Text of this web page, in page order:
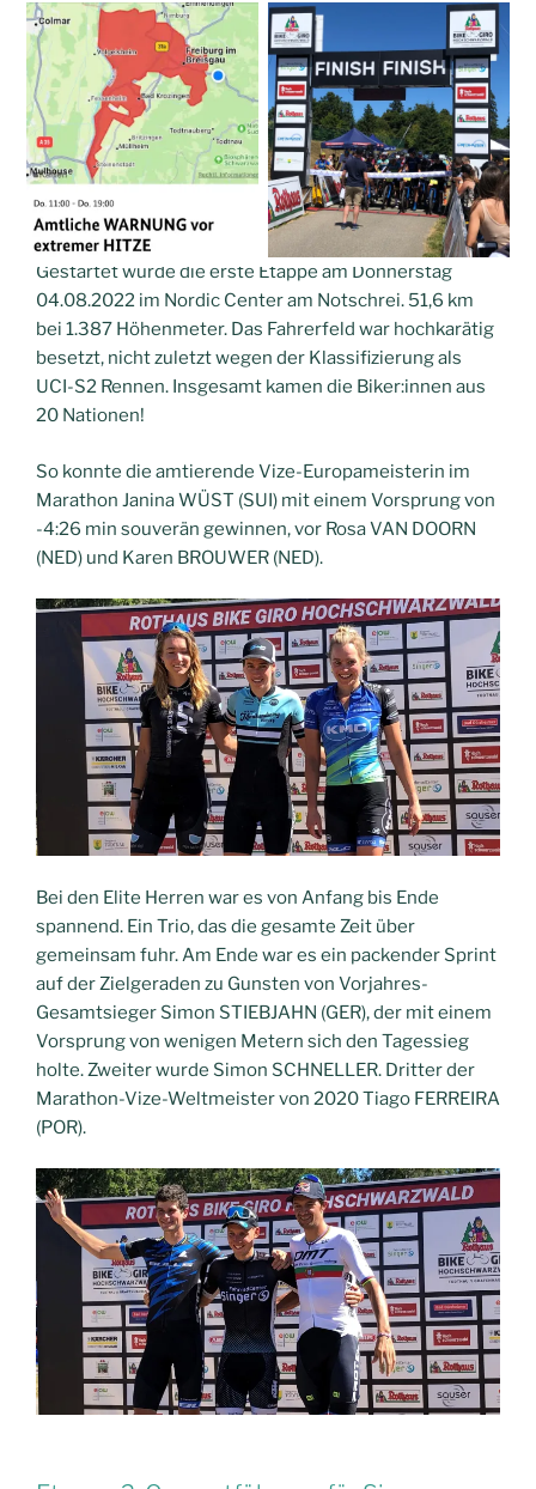
Gestartet wurde die erste Etappe am Donnerstag
04.08.2022 im Nordic Center am Notschrei. 51,6 km
bei 1.387 Höhenmeter. Das Fahrerfeld war hochkarätig
besetzt, nicht zuletzt wegen der Klassifizierung als
UCI-S2 Rennen. Insgesamt kamen die Biker:innen aus
20 Nationen!
So konnte die amtierende Vize-Europameisterin im
Marathon Janina WÜST (SUI) mit einem Vorsprung von
-4:26 min souverän gewinnen, vor Rosa VAN DOORN
(NED) und Karen BROUWER (NED).
Bei den Elite Herren war es von Anfang bis Ende
spannend. Ein Trio, das die gesamte Zeit über
gemeinsam fuhr. Am Ende war es ein packender Sprint
auf der Zielgeraden zu Gunsten von Vorjahres-
Gesamtsieger Simon STIEBJAHN (GER), der mit einem
Vorsprung von wenigen Metern sich den Tagessieg
holte. Zweiter wurde Simon SCHNELLER. Dritter der
Marathon-Vize-Weltmeister von 2020 Tiago FERREIRA
(POR).